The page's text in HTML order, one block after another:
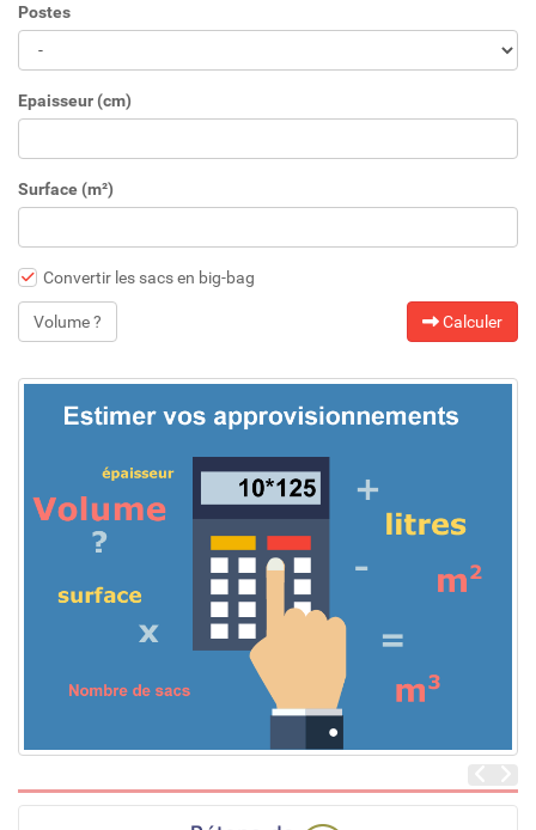
Postes
Epaisseur (cm)
Surface (m²)
Convertir les sacs en big-bag
Volume ? Calculer